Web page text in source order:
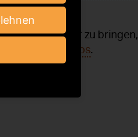
der GVL näher zu bringen,
und Erklärvideos.